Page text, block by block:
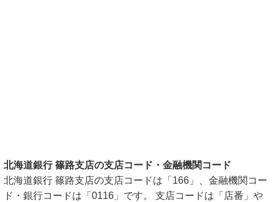
北海道銀行 篠路支店の支店コード・金融機関コード
北海道銀行 篠路支店の支店コードは「166」、金融機関コー
ド・銀行コードは「0116」です。 支店コードは「店番」や